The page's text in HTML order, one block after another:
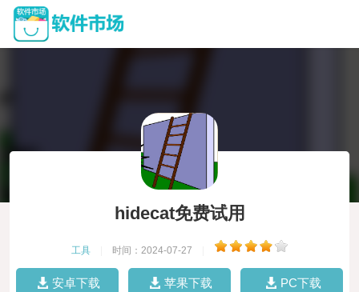
hidecat免费试用
工具 时间：2024-07-27
安卓下载 苹果下载 PC下载